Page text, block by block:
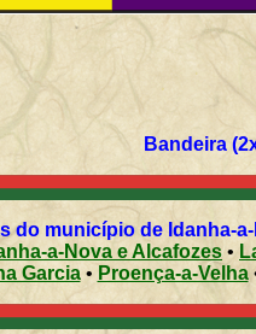
Bandeira
do município de Idanha-
a-Nova e Alcafozes •
Garcia• Proença-a-Velha